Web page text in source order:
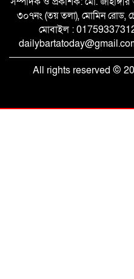
চট্টগ্রাম
৩০৭নং (তয় তলা), মোমিন রোড,
মোবাইল :
All rights reserved ©